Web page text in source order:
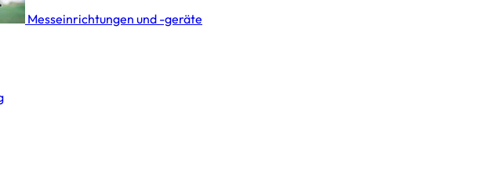
Messeinrichtungen und -geräte